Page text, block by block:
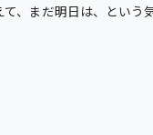
て、まだ明日は、という